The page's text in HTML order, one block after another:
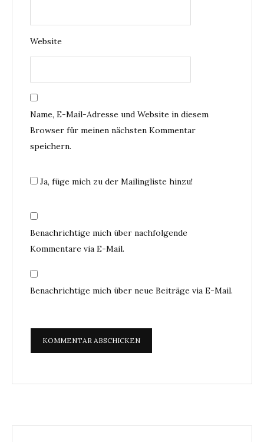
Website
Name, E-Mail-Adresse und Website in diesem
Browser für meinen nächsten Kommentar
speichern.
Ja, füge mich zu der Mailingliste hinzu!
Benachrichtige mich über nachfolgende
Kommentare via E-Mail.
Benachrichtige mich über neue Beiträge via E-Mail.